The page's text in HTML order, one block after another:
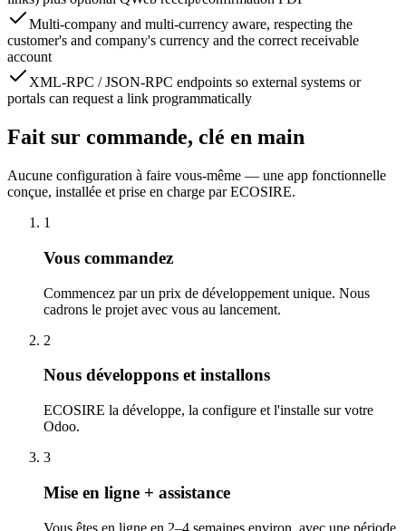
Multi-company and multi-currency aware, respecting the
customer's and company's currency and the correct receivable
account
XML-RPC / JSON-RPC endpoints so external systems or
portals can request a link programmatically
Fait sur commande, clé en main
Aucune configuration à faire vous-même — une app fonctionnelle
conçue, installée et prise en charge par ECOSIRE.
1
Vous commandez
Commencez par un prix de développement unique. Nous
cadrons le projet avec vous au lancement.
2
Nous développons et installons
ECOSIRE la développe, la configure et l'installe sur votre
Odoo.
3
Mise en ligne + assistance
Vous êtes en ligne en 2–4 semaines environ, avec une période